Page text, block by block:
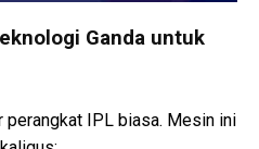
Ganda untuk
perangkat IPL biasa. Mesin ini